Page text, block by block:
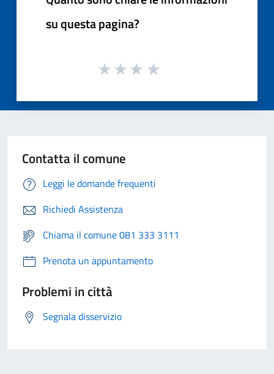
su questa pagina?
Contatta il comune
Leggi le domande frequenti
Richiedi Assistenza
Chiama il comune 081 333 3111
Prenota un appuntamento
Problemi in città
Segnala disservizio